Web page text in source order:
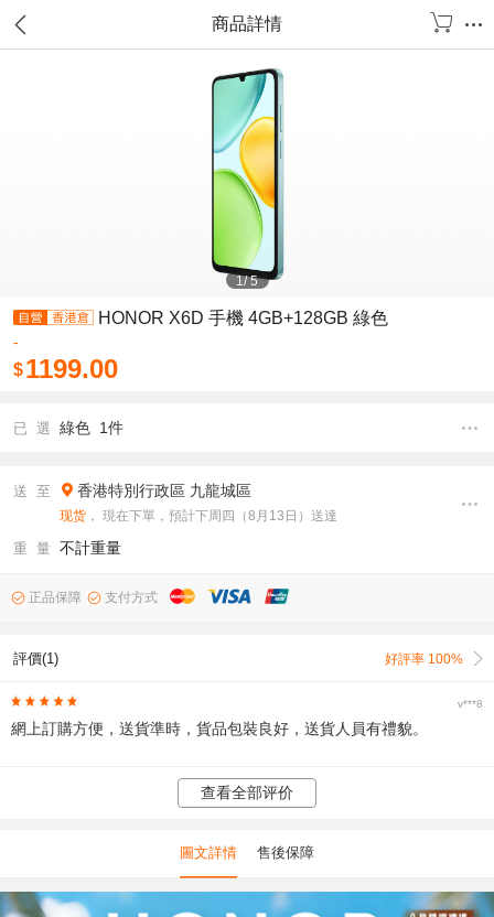
商品詳情
1/5
HONOR X6D 手機 4GB+128GB 綠色
-
$1199.00
已 選 綠色 1件
送 至 香港特別行政區 九龍城區
现货 ， 現在下單，預計下周四（8月13日）送達
重 量 不計重量
正品保障 支付方式
評價(1) 好評率 100%
v***8
網上訂購方便，送貨準時，貨品包裝良好，送貨人員有禮貌。
查看全部评价
圖文詳情 售後保障